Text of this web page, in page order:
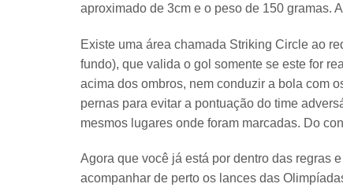
aproximado de 3cm e o peso de 150 gramas.
Existe uma área chamada Striking Circle ao
fundo), que valida o gol somente se este for
acima dos ombros, nem conduzir a bola com
pernas para evitar a pontuação do time
mesmos lugares onde foram marcadas. Do
Agora que você já está por dentro das regras
acompanhar de perto os lances das